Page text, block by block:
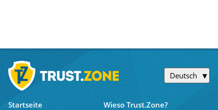
Deutsch
Startseite
Wieso Trust.Zone?